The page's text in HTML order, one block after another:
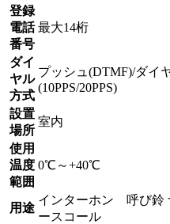
登録
電話
番号
最大14桁
ダイ
ヤル
方式
プッシュ(DTMF)/ダイ
(10PPS/20PPS)
設置
場所
室内
使用
温度
範囲
0℃～+40℃
用途
インターホン 呼び鈴
ースコール